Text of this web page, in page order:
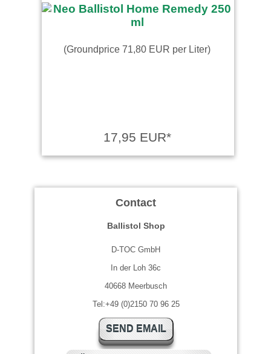
(Groundprice 71,80 EUR per Liter)
17,95 EUR*
Contact
Ballistol Shop
D-TOC GmbH
In der Loh 36c
40668 Meerbusch
Tel:+49 (0)2150 70 96 25
SEND EMAIL